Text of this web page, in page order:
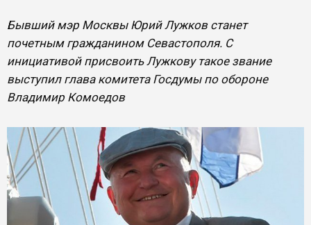
Бывший мэр Москвы Юрий Лужков станет
почетным гражданином Севастополя. С
инициативой присвоить Лужкову такое звание
выступил глава комитета Госдумы по обороне
Владимир Комоедов